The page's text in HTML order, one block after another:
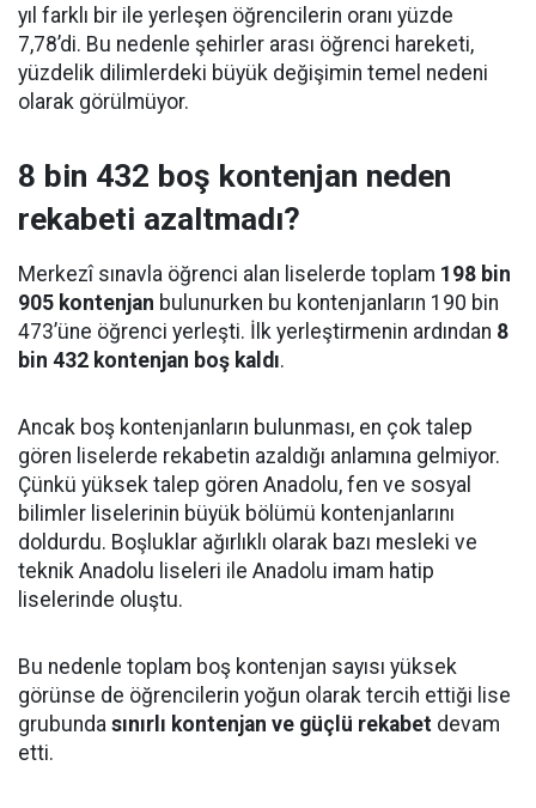
yıl farklı bir ile yerleşen öğrencilerin oranı yüzde
7,78’di. Bu nedenle şehirler arası öğrenci hareketi,
yüzdelik dilimlerdeki büyük değişimin temel nedeni
olarak görülmüyor.
8 bin 432 boş kontenjan neden
rekabeti azaltmadı?
Merkezî sınavla öğrenci alan liselerde toplam 198 bin
905 kontenjan bulunurken bu kontenjanların 190 bin
473’üne öğrenci yerleşti. İlk yerleştirmenin ardından 8
bin 432 kontenjan boş kaldı.
Ancak boş kontenjanların bulunması, en çok talep
gören liselerde rekabetin azaldığı anlamına gelmiyor.
Çünkü yüksek talep gören Anadolu, fen ve sosyal
bilimler liselerinin büyük bölümü kontenjanlarını
doldurdu. Boşluklar ağırlıklı olarak bazı mesleki ve
teknik Anadolu liseleri ile Anadolu imam hatip
liselerinde oluştu.
Bu nedenle toplam boş kontenjan sayısı yüksek
görünse de öğrencilerin yoğun olarak tercih ettiği lise
grubunda sınırlı kontenjan ve güçlü rekabet devam
etti.